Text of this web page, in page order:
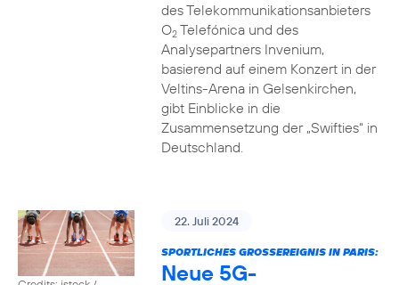
des Telekommunikationsanbieters
O2Telefónica und des
Analysepartners Invenium,
basierend auf einem Konzert in der
Veltins-Arena in Gelsenkirchen,
gibt Einblicke in die
Zusammensetzung der „Swifties“ in
Deutschland.
22. Juli 2024
SPORTLICHES GROSSEREIGNIS IN PARIS:
Neue 5G-